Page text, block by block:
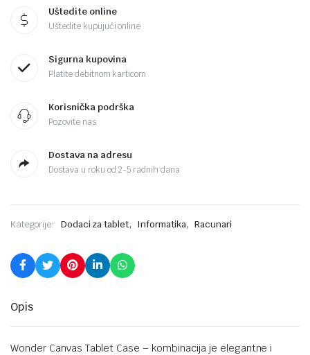
Uštedite online
Uštedite kupujući online
Sigurna kupovina
Platite debitnom karticom
Korisnička podrška
Pozovite nas
Dostava na adresu
Dostava u roku od 2-5 radnih dana
Kategorije: Dodaci za tablet, Informatika, Racunari
Opis
Wonder Canvas Tablet Case – kombinacija je elegantne i